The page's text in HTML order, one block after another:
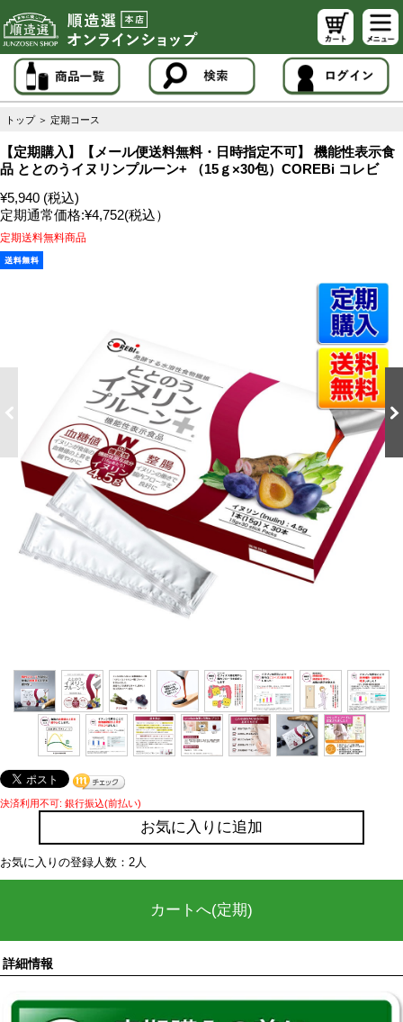
トップ ＞ 定期コース
【定期購入】【メール便送料無料・日時指定不可】 機能性表示食
品 ととのうイヌリンプルーン+ （15ｇ×30包）COREBi コレビ
¥5,940 (税込)
定期通常価格:¥4,752(税込）
定期送料無料商品
決済利用不可: 銀行振込(前払い)
お気に入りに追加
お気に入りの登録人数：2人
カートへ(定期)
詳細情報